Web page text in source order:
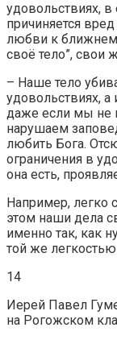
удовольствиях,
причиняется
любви к
своё тело”, свои
– Наше тело
удовольствиях,
даже если мы не
нарушаем
любить Бога.
ограничения в
она есть,
Например, легко
этом наши дела
именно так, как
той же легкостью
14
Иерей Павел
на Рогожском